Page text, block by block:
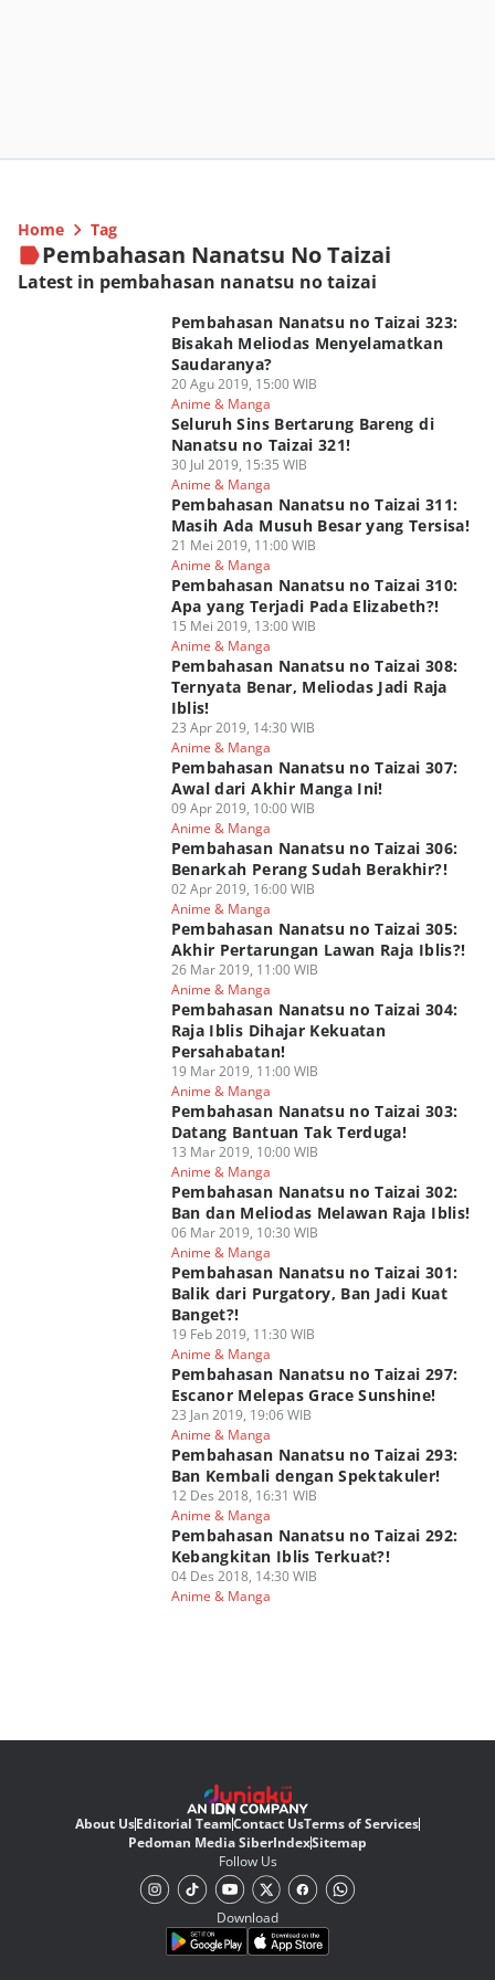
Home Tag
Pembahasan Nanatsu No Taizai
Latest in pembahasan nanatsu no taizai
Pembahasan Nanatsu no Taizai 323:
Bisakah Meliodas Menyelamatkan
Saudaranya?
20 Agu 2019, 15:00 WIB
Anime & Manga
Seluruh Sins Bertarung Bareng di
Nanatsu no Taizai 321!
30 Jul 2019, 15:35 WIB
Anime & Manga
Pembahasan Nanatsu no Taizai 311:
Masih Ada Musuh Besar yang Tersisa!
21 Mei 2019, 11:00 WIB
Anime & Manga
Pembahasan Nanatsu no Taizai 310:
Apa yang Terjadi Pada Elizabeth?!
15 Mei 2019, 13:00 WIB
Anime & Manga
Pembahasan Nanatsu no Taizai 308:
Ternyata Benar, Meliodas Jadi Raja
Iblis!
23 Apr 2019, 14:30 WIB
Anime & Manga
Pembahasan Nanatsu no Taizai 307:
Awal dari Akhir Manga Ini!
09 Apr 2019, 10:00 WIB
Anime & Manga
Pembahasan Nanatsu no Taizai 306:
Benarkah Perang Sudah Berakhir?!
02 Apr 2019, 16:00 WIB
Anime & Manga
Pembahasan Nanatsu no Taizai 305:
Akhir Pertarungan Lawan Raja Iblis?!
26 Mar 2019, 11:00 WIB
Anime & Manga
Pembahasan Nanatsu no Taizai 304:
Raja Iblis Dihajar Kekuatan
Persahabatan!
19 Mar 2019, 11:00 WIB
Anime & Manga
Pembahasan Nanatsu no Taizai 303:
Datang Bantuan Tak Terduga!
13 Mar 2019, 10:00 WIB
Anime & Manga
Pembahasan Nanatsu no Taizai 302:
Ban dan Meliodas Melawan Raja Iblis!
06 Mar 2019, 10:30 WIB
Anime & Manga
Pembahasan Nanatsu no Taizai 301:
Balik dari Purgatory, Ban Jadi Kuat
Banget?!
19 Feb 2019, 11:30 WIB
Anime & Manga
Pembahasan Nanatsu no Taizai 297:
Escanor Melepas Grace Sunshine!
23 Jan 2019, 19:06 WIB
Anime & Manga
Pembahasan Nanatsu no Taizai 293:
Ban Kembali dengan Spektakuler!
12 Des 2018, 16:31 WIB
Anime & Manga
Pembahasan Nanatsu no Taizai 292:
Kebangkitan Iblis Terkuat?!
04 Des 2018, 14:30 WIB
Anime & Manga
About UsEditorial TeamContact UsTerms of Services
Pedoman Media SiberIndexSitemap
Follow Us
Download